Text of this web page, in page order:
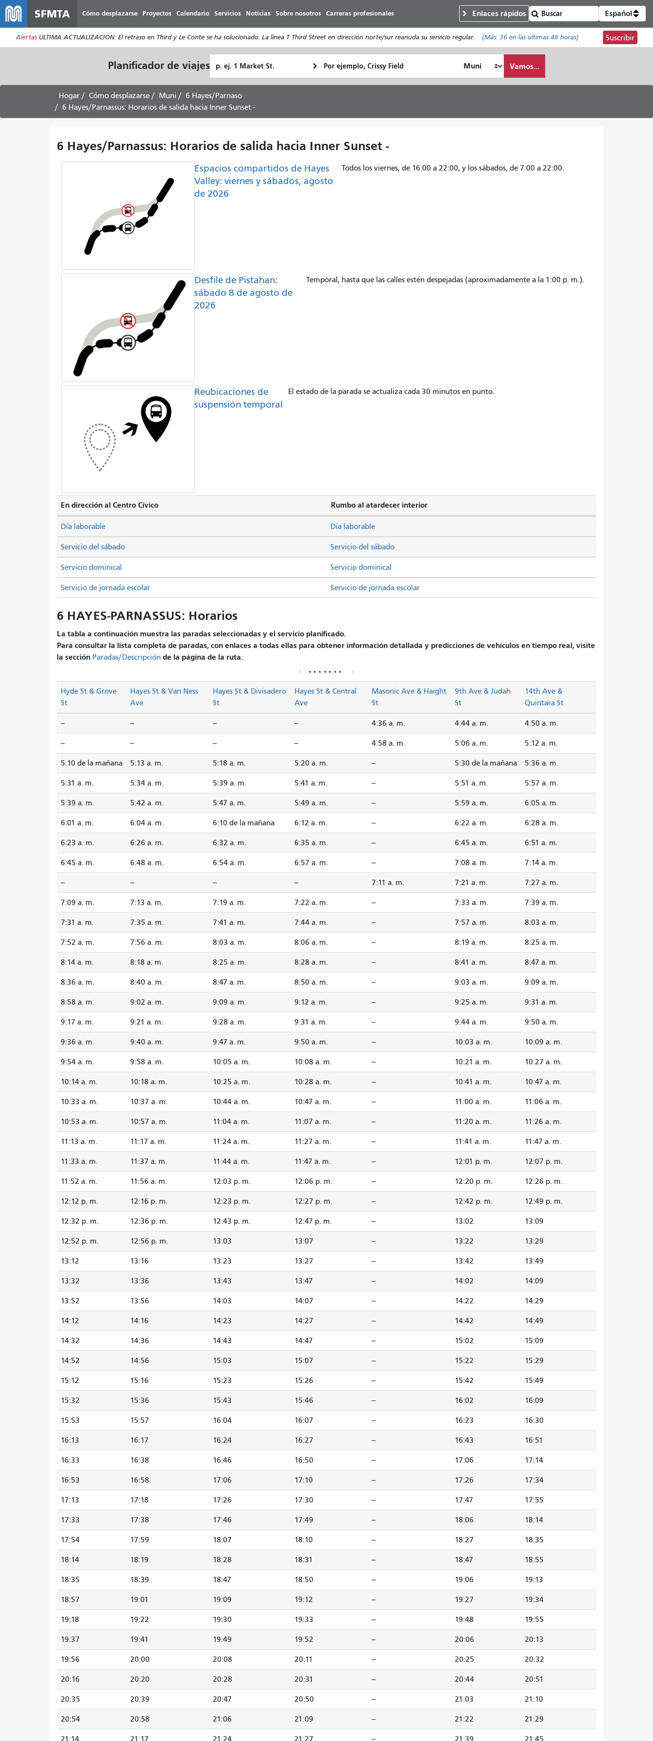
al
contenido
principal
SFMTA Cómo desplazarse Proyectos Calendario Servicios Noticias Sobre nosotros Carreras profesionales Enlaces rápidos Español
Alertas ÚLTIMA ACTUALIZACIÓN: El retraso en Third y Le Conte se ha solucionado. La línea T Third Street en dirección norte/sur reanuda su servicio regular. (Más: 36en las últimas 48 horas) Suscribir
Planificador de viajes de
partida
Cómo
quiero
Vamos...
Hogar Cómo desplazarse Muni
6 Hayes/Parnaso
6 Hayes/Parnassus: Horarios de salida hacia Inner Sunset -
6 Hayes/Parnassus: Horarios de salida hacia Inner Sunset -
Espacios compartidos de Hayes
Valley: viernes y sábados, agosto
de 2026
Todos los viernes, de 16:00 a 22:00, y los sábados, de 7:00 a 22:00.
Desfile de Pistahan:
sábado 8 de agosto de
2026
Temporal, hasta que las calles estén despejadas (aproximadamente a la 1:00 p. m.).
Reubicaciones de
suspensión temporal
El estado de la parada se actualiza cada 30 minutos en punto.
En dirección al Centro Cívico Rumbo al atardecer interior
Servicio del sábado Servicio del sábado
Servicio dominical Servicio dominical
Día laborable Día laborable
Servicio de jornada escolar Servicio de jornada escolar
6 HAYES-PARNASSUS: Horarios
La tabla a continuación muestra las paradas seleccionadas y el servicio planificado.
Para consultar la lista completa de paradas, con enlaces a todas ellas para obtener información detallada y predicciones de vehículos en tiempo real, visite
la sección Paradas/Descripción de la página de la ruta.
Hyde St & Grove
St
Hayes St & Van Ness
Ave
Hayes St & Divisadero
St
Hayes St & Central
Ave
Masonic Ave & Haight
St
9th Ave & Judah
St
14th Ave &
Quintara St
-- -- -- -- 4:36 a. m. 4:44 a. m. 4:50 a. m.
-- -- -- -- 4:58 a. m. 5:06 a. m. 5:12 a. m.
5:10 de la mañana 5:13 a. m. 5:18 a. m. 5:20 a. m. -- 5:30 de la mañana 5:36 a. m.
5:31 a. m. 5:34 a. m. 5:39 a. m. 5:41 a. m. -- 5:51 a. m. 5:57 a. m.
5:39 a. m. 5:42 a. m. 5:47 a. m. 5:49 a. m. -- 5:59 a. m. 6:05 a. m.
6:01 a. m. 6:04 a. m. 6:10 de la mañana 6:12 a. m. -- 6:22 a. m. 6:28 a. m.
6:23 a. m. 6:26 a. m. 6:32 a. m. 6:35 a. m. -- 6:45 a. m. 6:51 a. m.
6:45 a. m. 6:48 a. m. 6:54 a. m. 6:57 a. m. -- 7:08 a. m. 7:14 a. m.
-- -- -- -- 7:11 a. m. 7:21 a. m. 7:27 a. m.
7:09 a. m. 7:13 a. m. 7:19 a. m. 7:22 a. m. -- 7:33 a. m. 7:39 a. m.
7:31 a. m. 7:35 a. m. 7:41 a. m. 7:44 a. m. -- 7:57 a. m. 8:03 a. m.
7:52 a. m. 7:56 a. m. 8:03 a. m. 8:06 a. m. -- 8:19 a. m. 8:25 a. m.
8:14 a. m. 8:18 a. m. 8:25 a. m. 8:28 a. m. -- 8:41 a. m. 8:47 a. m.
8:36 a. m. 8:40 a. m. 8:47 a. m. 8:50 a. m. -- 9:03 a. m. 9:09 a. m.
8:58 a. m. 9:02 a. m. 9:09 a. m. 9:12 a. m. -- 9:25 a. m. 9:31 a. m.
9:17 a. m. 9:21 a. m. 9:28 a. m. 9:31 a. m. -- 9:44 a. m. 9:50 a. m.
9:36 a. m. 9:40 a. m. 9:47 a. m. 9:50 a. m. -- 10:03 a. m. 10:09 a. m.
9:54 a. m. 9:58 a. m. 10:05 a. m. 10:08 a. m. -- 10:21 a. m. 10:27 a. m.
10:14 a. m. 10:18 a. m. 10:25 a. m. 10:28 a. m. -- 10:41 a. m. 10:47 a. m.
10:33 a. m. 10:37 a. m. 10:44 a. m. 10:47 a. m. -- 11:00 a. m. 11:06 a. m.
10:53 a. m. 10:57 a. m. 11:04 a. m. 11:07 a. m. -- 11:20 a. m. 11:26 a. m.
11:13 a. m. 11:17 a. m. 11:24 a. m. 11:27 a. m. -- 11:41 a. m. 11:47 a. m.
11:33 a. m. 11:37 a. m. 11:44 a. m. 11:47 a. m. -- 12:01 p. m. 12:07 p. m.
11:52 a. m. 11:56 a. m. 12:03 p. m. 12:06 p. m. -- 12:20 p. m. 12:26 p. m.
12:12 p. m. 12:16 p. m. 12:23 p. m. 12:27 p. m. -- 12:42 p. m. 12:49 p. m.
12:32 p. m. 12:36 p. m. 12:43 p. m. 12:47 p. m. -- 13:02 13:09
12:52 p. m. 12:56 p. m. 13:03 13:07 -- 13:22 13:29
13:12 13:16 13:23 13:27 -- 13:42 13:49
13:32 13:36 13:43 13:47 -- 14:02 14:09
13:52 13:56 14:03 14:07 -- 14:22 14:29
14:12 14:16 14:23 14:27 -- 14:42 14:49
14:32 14:36 14:43 14:47 -- 15:02 15:09
14:52 14:56 15:03 15:07 -- 15:22 15:29
15:12 15:16 15:23 15:26 -- 15:42 15:49
15:32 15:36 15:43 15:46 -- 16:02 16:09
15:53 15:57 16:04 16:07 -- 16:23 16:30
16:13 16:17 16:24 16:27 -- 16:43 16:51
16:33 16:38 16:46 16:50 -- 17:06 17:14
16:53 16:58 17:06 17:10 -- 17:26 17:34
17:13 17:18 17:26 17:30 -- 17:47 17:55
17:33 17:38 17:46 17:49 -- 18:06 18:14
17:54 17:59 18:07 18:10 -- 18:27 18:35
18:14 18:19 18:28 18:31 -- 18:47 18:55
18:35 18:39 18:47 18:50 -- 19:06 19:13
18:57 19:01 19:09 19:12 -- 19:27 19:34
19:18 19:22 19:30 19:33 -- 19:48 19:55
19:37 19:41 19:49 19:52 -- 20:06 20:13
19:56 20:00 20:08 20:11 -- 20:25 20:32
20:16 20:20 20:28 20:31 -- 20:44 20:51
20:35 20:39 20:47 20:50 -- 21:03 21:10
20:54 20:58 21:06 21:09 -- 21:22 21:29
21:14 21:17 21:24 21:27 -- 21:39 21:45